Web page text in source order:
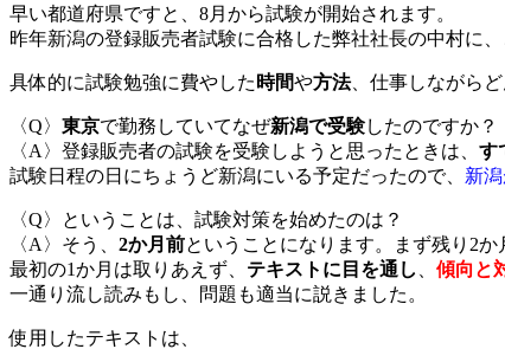
早い都道府県ですと、8月から試験が開始されます。
昨年新潟の登録販売者試験に合格した弊社社長の中村に
具体的に試験勉強に費やした 時間や方法、仕事しながら
〈Q〉 東京で勤務していてなぜ新潟で受験したのですか？
〈A〉登録販売者の試験を受験しようと思ったときは、 す
試験日程の日にちょうど新潟にいる予定だったので、 新
〈Q〉ということは、試験対策を始めたのは？
〈A〉そう、 2か月前ということになります。まず残り2か
最初の1か月は取りあえず、 テキストに目を通し 傾向と
一通り流し読みもし、問題も適当に説きました。
使用したテキストは、